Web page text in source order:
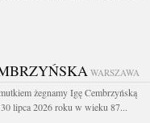
WARSZAWA
żegnamy Igę Cembrzyńską
30 lipca 2026 roku w wieku 87...